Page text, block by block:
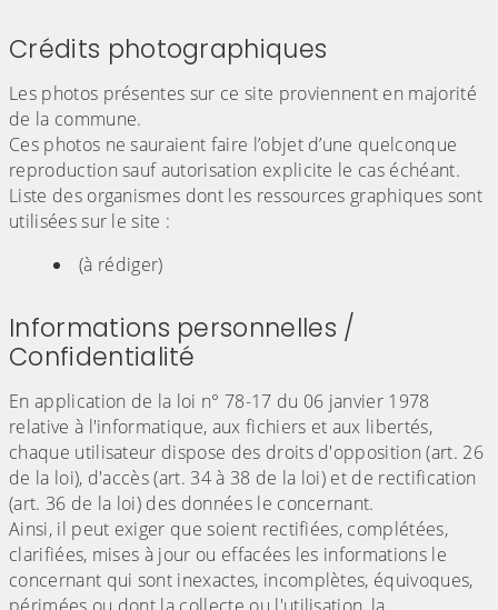
Crédits photographiques
Les photos présentes sur ce site proviennent en majorité
de la commune.
Ces photos ne sauraient faire l’objet d’une quelconque
reproduction sauf autorisation explicite le cas échéant.
Liste des organismes dont les ressources graphiques sont
utilisées sur le site :
(à rédiger)
Informations personnelles /
Confidentialité
En application de la loi n° 78-17 du 06 janvier 1978
relative à l'informatique, aux fichiers et aux libertés,
chaque utilisateur dispose des droits d'opposition (art. 26
de la loi), d'accès (art. 34 à 38 de la loi) et de rectification
(art. 36 de la loi) des données le concernant.
Ainsi, il peut exiger que soient rectifiées, complétées,
clarifiées, mises à jour ou effacées les informations le
concernant qui sont inexactes, incomplètes, équivoques,